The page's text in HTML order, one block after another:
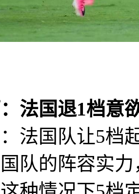
法国退1档意
法国队让5档
队的阵容实